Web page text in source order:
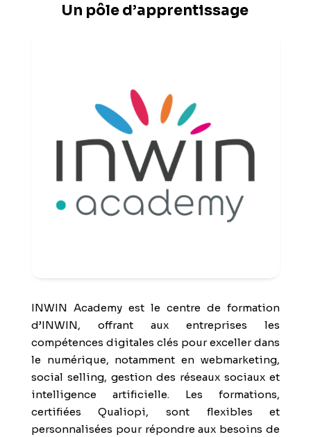
Un pôle d’apprentissage
INWIN Academy est le centre de formation
d’INWIN, offrant aux entreprises les
compétences digitales clés pour exceller dans
le numérique, notamment en webmarketing,
social selling, gestion des réseaux sociaux et
intelligence artificielle. Les formations,
certifiées Qualiopi, sont flexibles et
personnalisées pour répondre aux besoins de